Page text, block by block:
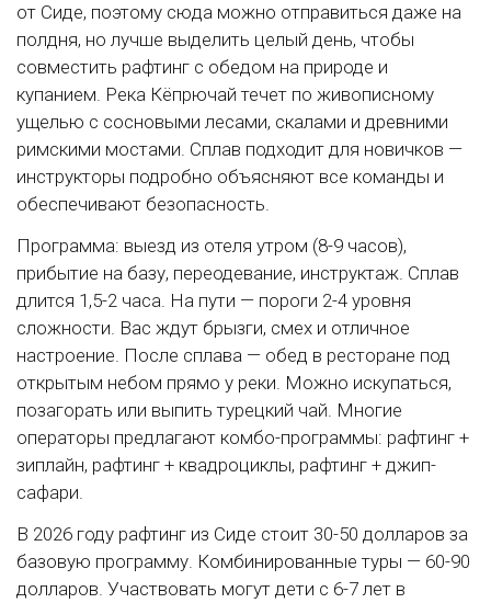
от Сиде, поэтому сюда можно отправиться даже на
полдня, но лучше выделить целый день, чтобы
совместить рафтинг с обедом на природе и
купанием. Река Кёпрючай течет по живописному
ущелью с сосновыми лесами, скалами и древними
римскими мостами. Сплав подходит для новичков —
инструкторы подробно объясняют все команды и
обеспечивают безопасность.
Программа: выезд из отеля утром (8-9 часов),
прибытие на базу, переодевание, инструктаж. Сплав
длится 1,5-2 часа. На пути — пороги 2-4 уровня
сложности. Вас ждут брызги, смех и отличное
настроение. После сплава — обед в ресторане под
открытым небом прямо у реки. Можно искупаться,
позагорать или выпить турецкий чай. Многие
операторы предлагают комбо-программы: рафтинг +
зиплайн, рафтинг + квадроциклы, рафтинг + джип-
сафари.
В 2026 году рафтинг из Сиде стоит 30-50 долларов за
базовую программу. Комбинированные туры — 60-90
долларов. Участвовать могут дети с 6-7 лет в